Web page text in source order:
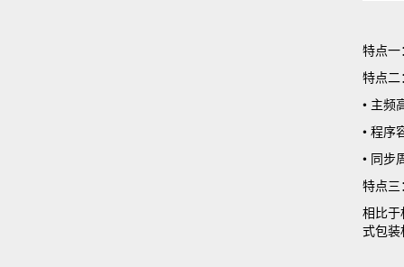
特点
特点
• 主频
• 程序
• 同步
特点
相比
式包